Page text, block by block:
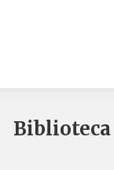
Biblioteca